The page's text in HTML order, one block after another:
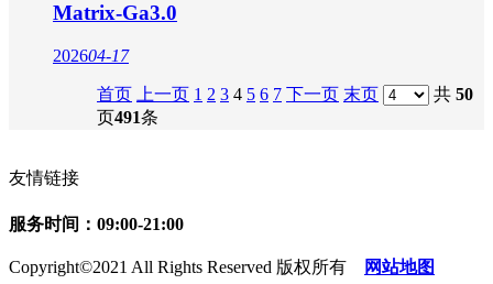
Matrix-Ga3.0
202604-17
首页 上一页 1 2 3 4 5 6 7 下一页 末页 共 50
页491条
友情链接
服务时间：09:00-21:00
Copyright©2021 All Rights Reserved 版权所有 网站地图